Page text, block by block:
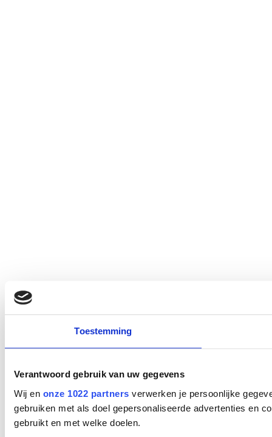
Toestemming
Verantwoord gebruik van uw gegevens
Wij en onze 1022 partners verwerken je persoonlijke
gebruiken met als doel gepersonaliseerde advertenties en
gebruikt en met welke doelen.